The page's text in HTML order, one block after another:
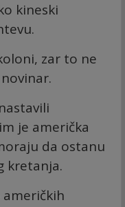
kineski
zar to ne
je američka
da ostanu
kretanja.
američkih